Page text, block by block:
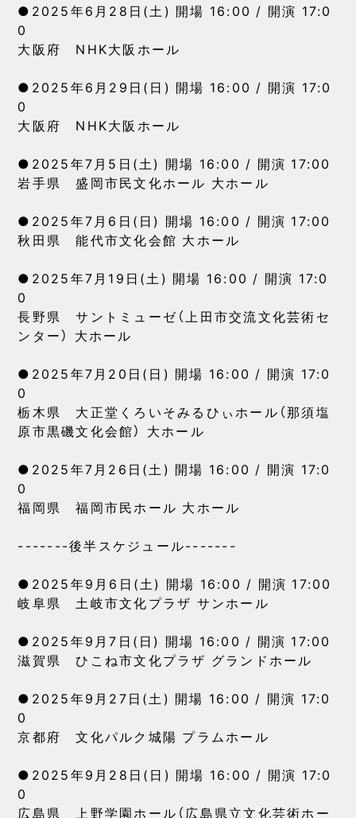
●2025年6月28日(土) 開場 16:00 / 開演 17:0
0
大阪府 NHK大阪ホール
●2025年6月29日(日) 開場 16:00 / 開演 17:0
0
大阪府 NHK大阪ホール
●2025年7月5日(土) 開場 16:00 / 開演 17:00
岩手県 盛岡市民文化ホール 大ホール
●2025年7月6日(日) 開場 16:00 / 開演 17:00
秋田県 能代市文化会館 大ホール
●2025年7月19日(土) 開場 16:00 / 開演 17:0
0
長野県 サントミューゼ（上田市交流文化芸術セ
ンター） 大ホール
●2025年7月20日(日) 開場 16:00 / 開演 17:0
0
栃木県 大正堂くろいそみるひぃホール（那須塩
原市黒磯文化会館） 大ホール
●2025年7月26日(土) 開場 16:00 / 開演 17:0
0
福岡県 福岡市民ホール 大ホール
-------後半スケジュール-------
●2025年9月6日(土) 開場 16:00 / 開演 17:00
岐阜県 土岐市文化プラザ サンホール
●2025年9月7日(日) 開場 16:00 / 開演 17:00
滋賀県 ひこね市文化プラザ グランドホール
●2025年9月27日(土) 開場 16:00 / 開演 17:0
0
京都府 文化パルク城陽 プラムホール
●2025年9月28日(日) 開場 16:00 / 開演 17:0
0
広島県 上野学園ホール（広島県立文化芸術ホー